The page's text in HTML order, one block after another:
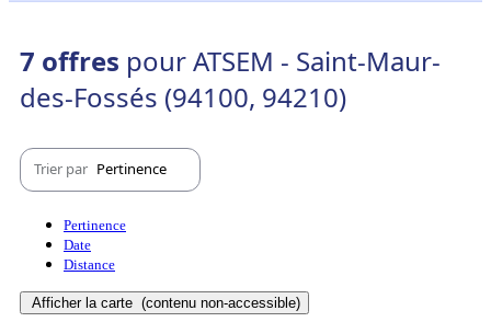
7 offres pour ATSEM - Saint-Maur-
des-Fossés (94100, 94210)
Trier par Pertinence
Pertinence
Date
Distance
Afficher la carte (contenu non-accessible)